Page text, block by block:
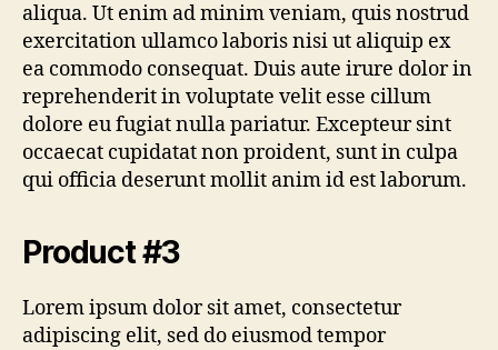
aliqua. Ut enim ad minim veniam, quis nostrud
exercitation ullamco laboris nisi ut aliquip ex
ea commodo consequat. Duis aute irure dolor in
reprehenderit in voluptate velit esse cillum
dolore eu fugiat nulla pariatur. Excepteur sint
occaecat cupidatat non proident, sunt in culpa
qui officia deserunt mollit anim id est laborum.
Product #3
Lorem ipsum dolor sit amet, consectetur
adipiscing elit, sed do eiusmod tempor